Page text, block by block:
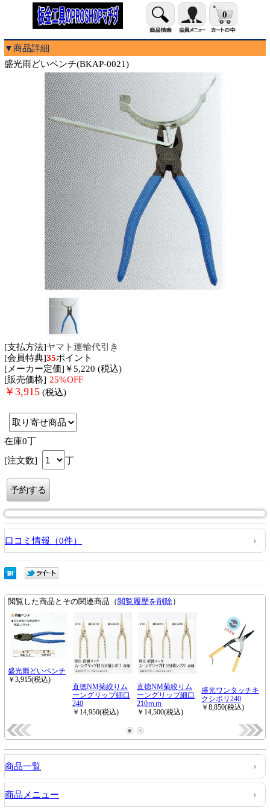
0
▼商品詳細
盛光雨どいペンチ(BKAP-0021)
[支払方法]ヤマト運輸代引き
[会員特典]35ポイント
[メーカー定価]￥5,220 (税込)
[販売価格] 25%OFF
￥ 3,915 (税込)
在庫0丁
[注文数]
丁
口コミ情報（0件）
商品一覧
商品メニュー